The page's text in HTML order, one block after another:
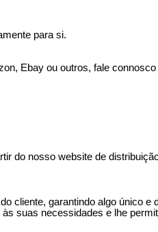
para si.
Ebay ou outros, fale
do nosso website de
cliente, garantindo algo único e
suas necessidades e lhe